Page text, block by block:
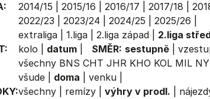
2014/15
2015/16 2016/17 2017/18
2022/23
2023/24 2024/25 2025/26
extraliga| 1.liga| 2.liga západ| 2.liga
kolo datum| SMĚR: sestupně|
všechny BNS CHT JHR KHO KOL MIL
všude| doma venku|
všechny| remízy| výhry v prodl.